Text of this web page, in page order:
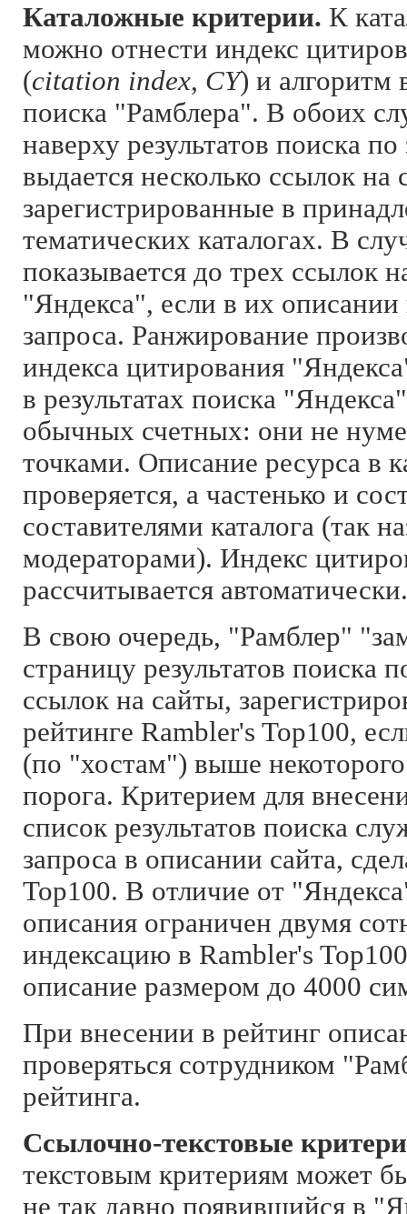
Каталожные критерии. К
можно отнести индекс
(citation index, CY) и алгоритм
поиска "Рамблера". В обоих
наверху результатов поиска
выдается несколько ссылок на
зарегистрированные в
тематических каталогах. В
показывается до трех ссылок
"Яндекса", если в их
запроса. Ранжирование
индекса цитирования
в результатах поиска
обычных счетных: они не
точками. Описание ресурса в
проверяется, а частенько и
составителями каталога (так
модераторами). Индекс
рассчитывается автоматически.
В свою очередь, "Рамблер"
страницу результатов поиска
ссылок на сайты,
рейтинге Rambler's Top100,
(по "хостам") выше
порога. Критерием для
список результатов поиска
запроса в описании сайта,
Top100. В отличие от
описания ограничен двумя
индексацию в Rambler's
описание размером до 4000
При внесении в рейтинг
проверяться сотрудником
рейтинга.
Ссылочно-текстовые
текстовым критериям может
не так давно появившийся в